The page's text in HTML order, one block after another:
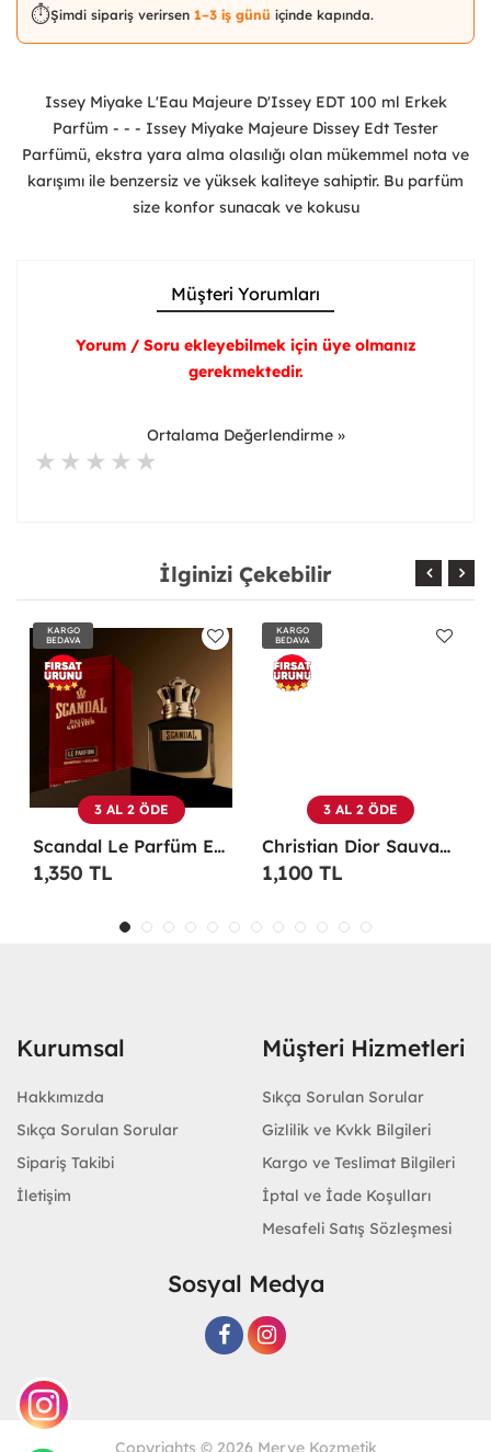
⏱️Şimdi sipariş verirsen 1–3 iş günü içinde kapında.
Issey Miyake L'Eau Majeure D'Issey EDT 100 ml Erkek
Parfüm - - - Issey Miyake Majeure Dissey Edt Tester
Parfümü, ekstra yara alma olasılığı olan mükemmel nota ve
karışımı ile benzersiz ve yüksek kaliteye sahiptir. Bu parfüm
size konfor sunacak ve kokusu
Müşteri Yorumları
Yorum / Soru ekleyebilmek için üye olmanız
gerekmektedir.
Ortalama Değerlendirme »
İlginizi Çekebilir
KARGO
BEDAVA
3 AL 2 ÖDE
Scandal Le Parfüm EDP 100 ML Erkek Parfüm -
1,350 TL
KARGO
BEDAVA
3 AL 2 ÖDE
Christian Dior Sauvage EDP 100 ML Erkek Parfüm - CDDS
1,100 TL
Kurumsal
Hakkımızda
Sıkça Sorulan Sorular
Sipariş Takibi
İletişim
Müşteri Hizmetleri
Sıkça Sorulan Sorular
Gizlilik ve Kvkk Bilgileri
Kargo ve Teslimat Bilgileri
İptal ve İade Koşulları
Mesafeli Satış Sözleşmesi
Sosyal Medya
Copyrights © 2026 Merve Kozmetik